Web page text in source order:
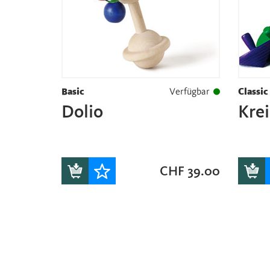
Basic Verfügbar
Dolio
CHF 39.00
Classic